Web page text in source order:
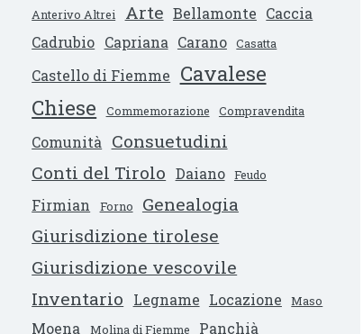
Anterivo Altrei Arte Bellamonte Caccia
Cadrubio Capriana Carano Casatta
Castello di Fiemme
Cavalese
Chiese
Commemorazione Compravendita
Comunità
Consuetudini
Conti del Tirolo Daiano Feudo
Firmian Forno
Genealogia
Giurisdizione tirolese
Giurisdizione vescovile
Inventario
Legname Locazione Maso
Moena Molina di Fiemme Panchià